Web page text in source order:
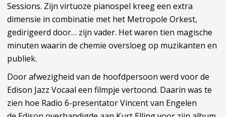
Sessions. Zijn virtuoze pianospel kreeg een extra
dimensie in combinatie met het Metropole Orkest,
gedirigeerd door… zijn vader. Het waren tien magische
minuten waarin de chemie oversloeg op muzikanten en
publiek.
Door afwezigheid van de hoofdpersoon werd voor de
Edison Jazz Vocaal een filmpje vertoond. Daarin was te
zien hoe Radio 6-presentator Vincent van Engelen